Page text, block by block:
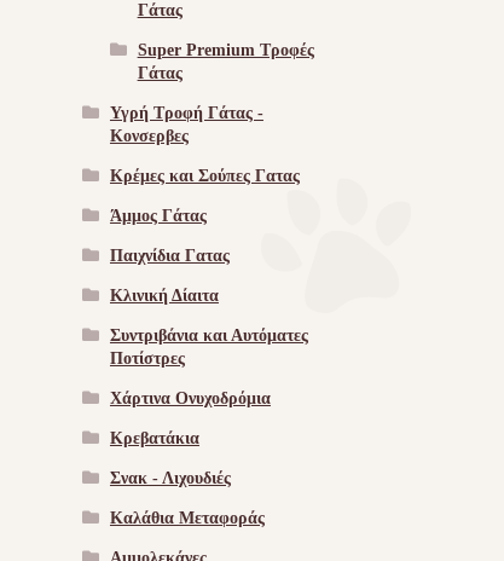
Γάτας
Super Premium Τροφές
Γάτας
Υγρή Τροφή Γάτας -
Kονσερβες
Κρέμες και Σούπες Γατας
Άμμος Γάτας
Παιχνίδια Γατας
Κλινική Δίαιτα
Συντριβάνια και Αυτόματες
Ποτίστρες
Χάρτινα Ονυχοδρόμια
Κρεβατάκια
Σνακ - Λιχουδιές
Καλάθια Μεταφοράς